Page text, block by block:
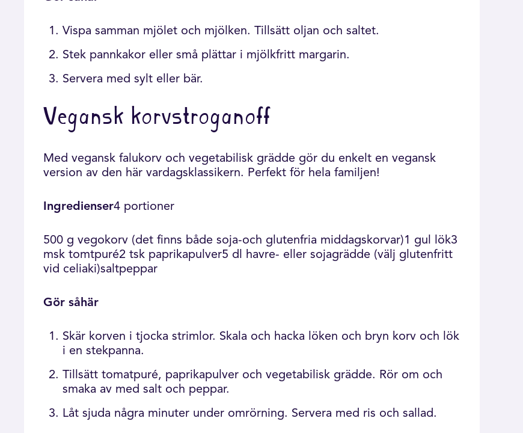
Vispa samman mjölet och mjölken. Tillsätt oljan och saltet.
Stek pannkakor eller små plättar i mjölkfritt margarin.
Servera med sylt eller bär.
Vegansk korvstroganoff
Med vegansk falukorv och vegetabilisk grädde gör du enkelt en vegansk
version av den här vardagsklassikern. Perfekt för hela familjen!
Ingredienser4 portioner
500 g vegokorv (det finns både soja-och glutenfria middagskorvar)1 gul lök3
msk tomtpuré2 tsk paprikapulver5 dl havre- eller sojagrädde (välj glutenfritt
vid celiaki)saltpeppar
Gör såhär
Skär korven i tjocka strimlor. Skala och hacka löken och bryn korv och lök
i en stekpanna.
Tillsätt tomatpuré, paprikapulver och vegetabilisk grädde. Rör om och
smaka av med salt och peppar.
Låt sjuda några minuter under omrörning. Servera med ris och sallad.